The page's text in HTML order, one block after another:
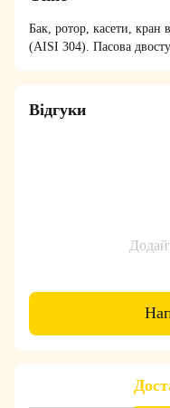
Бак, ротор, касети, кран
(AISI 304). Пасова
Відгуки